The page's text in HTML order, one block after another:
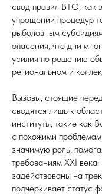
свод правил ВТО, как
упрощении процедур
рыболовным
опасения, что дни
усилия по решению
региональном и
Вызовы, стоящие
сводятся лишь к
институты, такие
с похожими
значимую роль,
требованиям XXI
задействованы на
подчеркивает статус